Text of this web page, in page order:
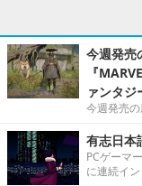
今週発売
『
ァンタジ
今週発売の
有志日本
PCゲーマ
に連続イン